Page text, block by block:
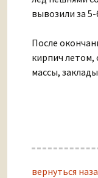
вывозили за 5-
После
кирпич летом,
массы,
вернуться